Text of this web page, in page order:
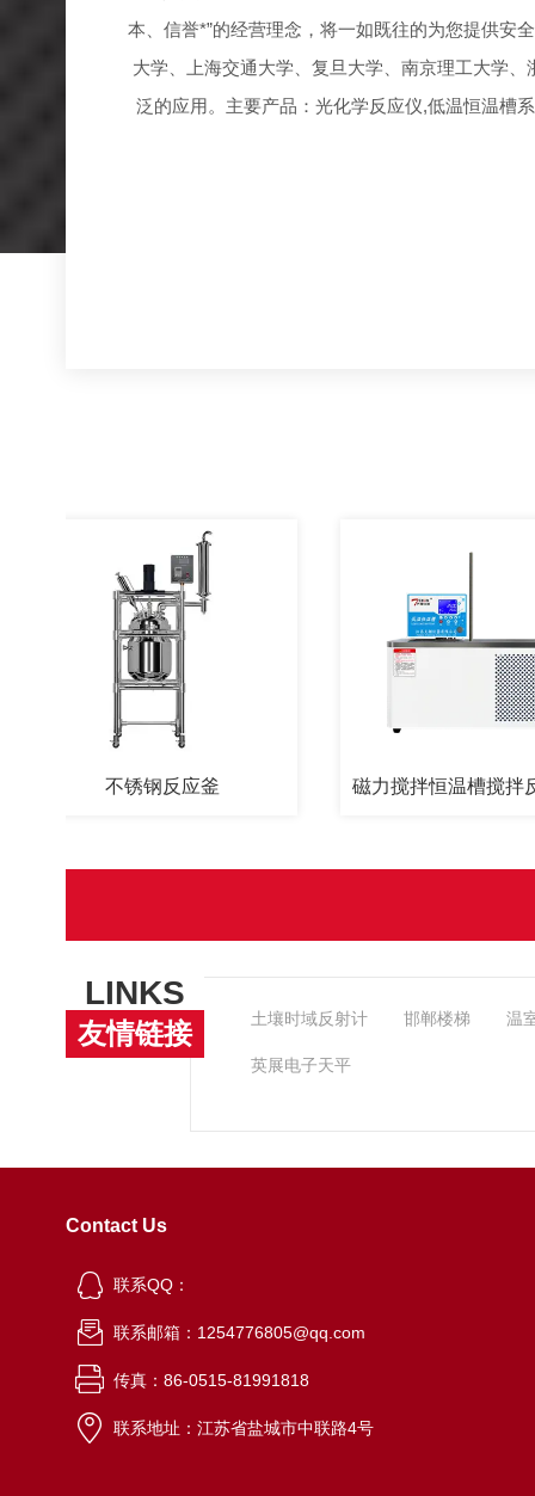
本、信誉*”的经营理念，将一如既往的为您提供安
大学、上海交通大学、复旦大学、南京理工大学
泛的应用。主要产品：光化学反应仪,低温恒温槽
不锈钢反应釜 磁力搅拌恒温槽搅拌反应浴水浴槽
LINKS
友情链接 土壤时域反射计 邯郸楼梯 温
英展电子天平
Contact Us
联系QQ：
联系邮箱：1254776805@qq.com
传真：86-0515-81991818
联系地址：江苏省盐城市中联路4号